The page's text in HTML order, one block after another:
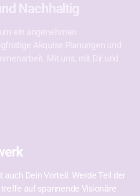
Nachhaltig
ein angenehmen
Akquise Planungen und
Mit uns, mit Dir und
auch Dein Vorteil. Werde Teil der
treffe auf spannende Visionäre